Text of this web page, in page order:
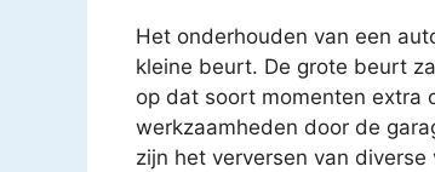
Het onderhouden van een
kleine beurt. De grote beurt
op dat soort momenten extra
werkzaamheden door de
zijn het verversen van